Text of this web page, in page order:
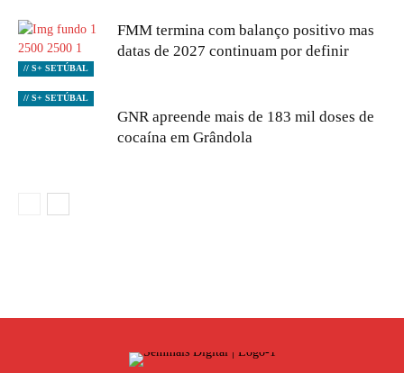
// S+ SETÚBAL
FMM termina com balanço positivo mas
datas de 2027 continuam por definir
// S+ SETÚBAL
GNR apreende mais de 183 mil doses de
cocaína em Grândola